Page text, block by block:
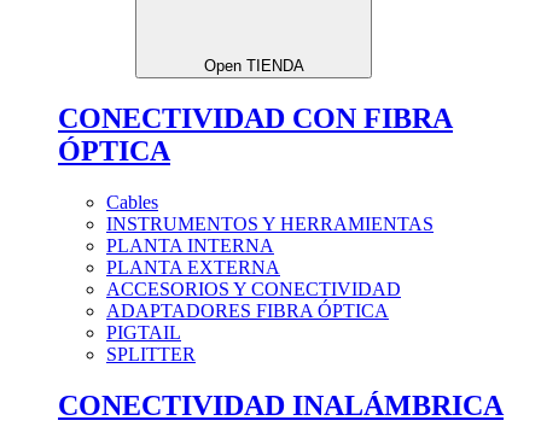
Open TIENDA
CONECTIVIDAD CON FIBRA
ÓPTICA
Cables
INSTRUMENTOS Y HERRAMIENTAS
PLANTA INTERNA
PLANTA EXTERNA
ACCESORIOS Y CONECTIVIDAD
ADAPTADORES FIBRA ÓPTICA
PIGTAIL
SPLITTER
CONECTIVIDAD INALÁMBRICA